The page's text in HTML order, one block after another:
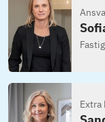
Extra